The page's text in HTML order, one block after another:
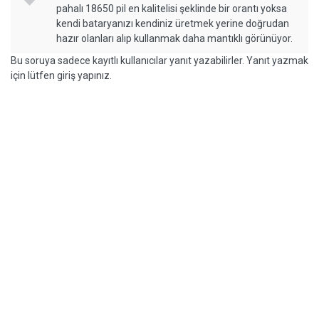
pahalı 18650 pil en kalitelisi şeklinde bir orantı yoksa
kendi bataryanızı kendiniz üretmek yerine doğrudan
hazır olanları alıp kullanmak daha mantıklı görünüyor.
Bu soruya sadece kayıtlı kullanıcılar yanıt yazabilirler. Yanıt yazmak
için lütfen giriş yapınız.